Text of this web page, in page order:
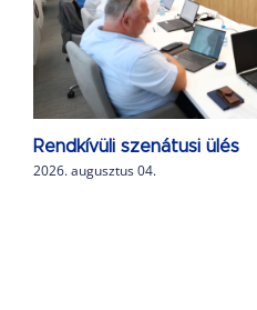
Rendkívüli szenátusi ülés
2026. augusztus 04.